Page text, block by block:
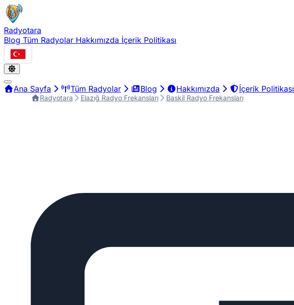
Radyotara
Blog Tüm Radyolar Hakkımızda İçerik Politikası
Türkçe
Ana Sayfa Tüm Radyolar Blog Hakkımızda İçerik Politikası
Radyotara Elazığ Radyo Frekansları Baskil Radyo Frekansları